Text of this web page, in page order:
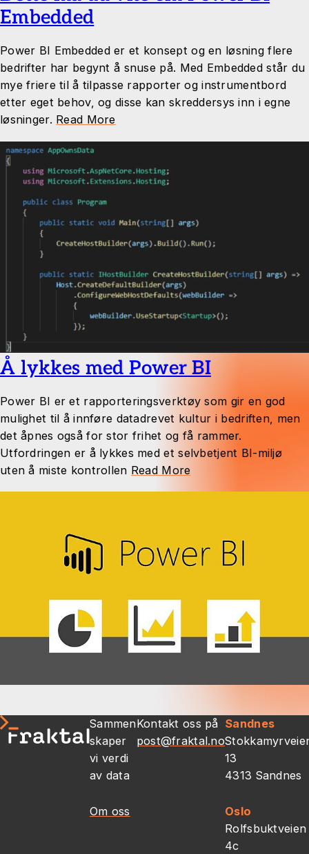
Embedded
Power BI Embedded er et konsept og en løsning flere
bedrifter har begynt å snuse på. Med Embedded står du
mye friere til å tilpasse rapporter og instrumentbord
etter eget behov, og disse kan skreddersys inn i egne
løsninger. Read More
Å lykkes med Power BI
Power BI er et rapporteringsverktøy som gir en god
mulighet til å innføre datadrevet kultur i bedriften, men
det åpnes også for stor frihet og få rammer.
Utfordringen er å lykkes med et selvbetjent BI-miljø
uten å miste kontrollen Read More
Sammen
skaper
vi verdi
av data
Om oss
Kontakt oss på
post@fraktal.no
Sandnes
13
4313 Sandnes
Oslo
Rolfsbuktveien
4c